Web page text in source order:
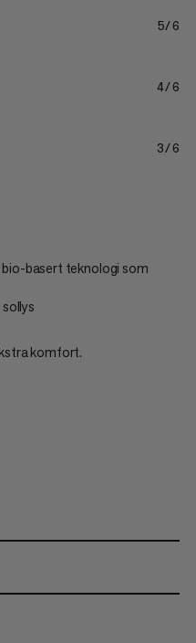
5/6
4/6
3/6
bio-basert teknologi som
komfort.